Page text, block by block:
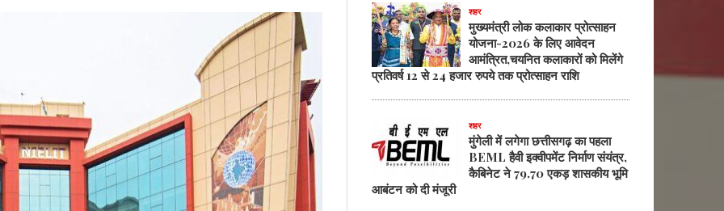
शहर
मुख्यमंत्री लोक कलाकार प्रोत्साहन
योजना-2026 के लिए आवेदन
आमंत्रित,चयनित कलाकारों को मिलेंगे
प्रतिवर्ष 12 से 24 हजार रुपये तक प्रोत्साहन राशि
शहर
मुंगेली में लगेगा छत्तीसगढ़ का पहला
BEML हैवी इक्वीपमेंट निर्माण संयंत्र,
कैबिनेट ने 79.70 एकड़ शासकीय भूमि
आबंटन को दी मंजूरी